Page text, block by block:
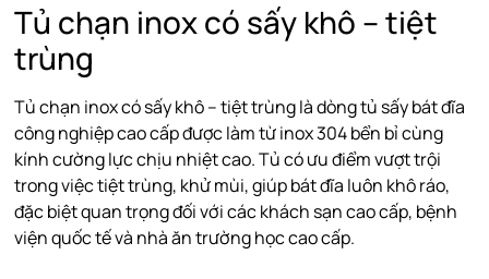
Tủ chạn inox có sấy khô – tiệt
trùng
Tủ chạn inox có sấy khô – tiệt trùng là dòng tủ sấy bát đĩa
công nghiệp cao cấp được làm từ inox 304 bển bỉ cùng
kính cường lực chịu nhiệt cao. Tủ có ưu điểm vượt trội
trong việc tiệt trùng, khử mùi, giúp bát đĩa luôn khô ráo,
đặc biệt quan trọng đối với các khách sạn cao cấp, bệnh
viện quốc tế và nhà ăn trường học cao cấp.